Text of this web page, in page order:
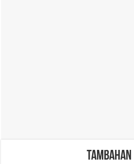
TAMBAHAN